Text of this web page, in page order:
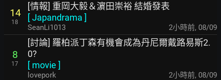
14
18
[情報] 重岡大毅＆濵田崇裕 結婚發表
[Japandrama ]
SeanLi1013 2小時前, 08/09
8
17
[討論] 羅柏派丁森有機會成為丹尼爾戴路易斯2.
0?
[ movie ]
lovepork 2小時前, 08/09